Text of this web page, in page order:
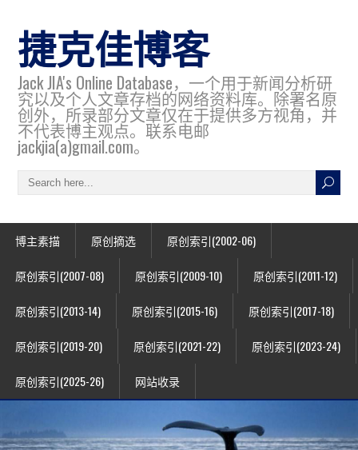
捷克佳博客
Jack JIA's Online Database，一个用于新闻分析研
究以及个人文章存档的网络资料库。除署名原
创外，所录部分文章仅在于提供多方视角，并
不代表博主观点。联系电邮
jackjia(a)gmail.com。
博主素描 原创摘选 原创索引(2002-06)
原创索引(2007-08) 原创索引(2009-10) 原创索引(2011-12)
原创索引(2013-14) 原创索引(2015-16) 原创索引(2017-18)
原创索引(2019-20) 原创索引(2021-22) 原创索引(2023-24)
原创索引(2025-26) 网站收录